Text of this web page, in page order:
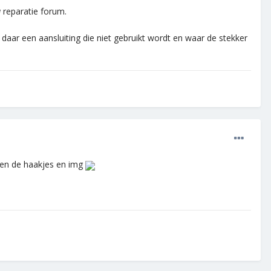
forum.
een aansluiting die niet gebruikt wordt en waar de stekker
de haakjes en img